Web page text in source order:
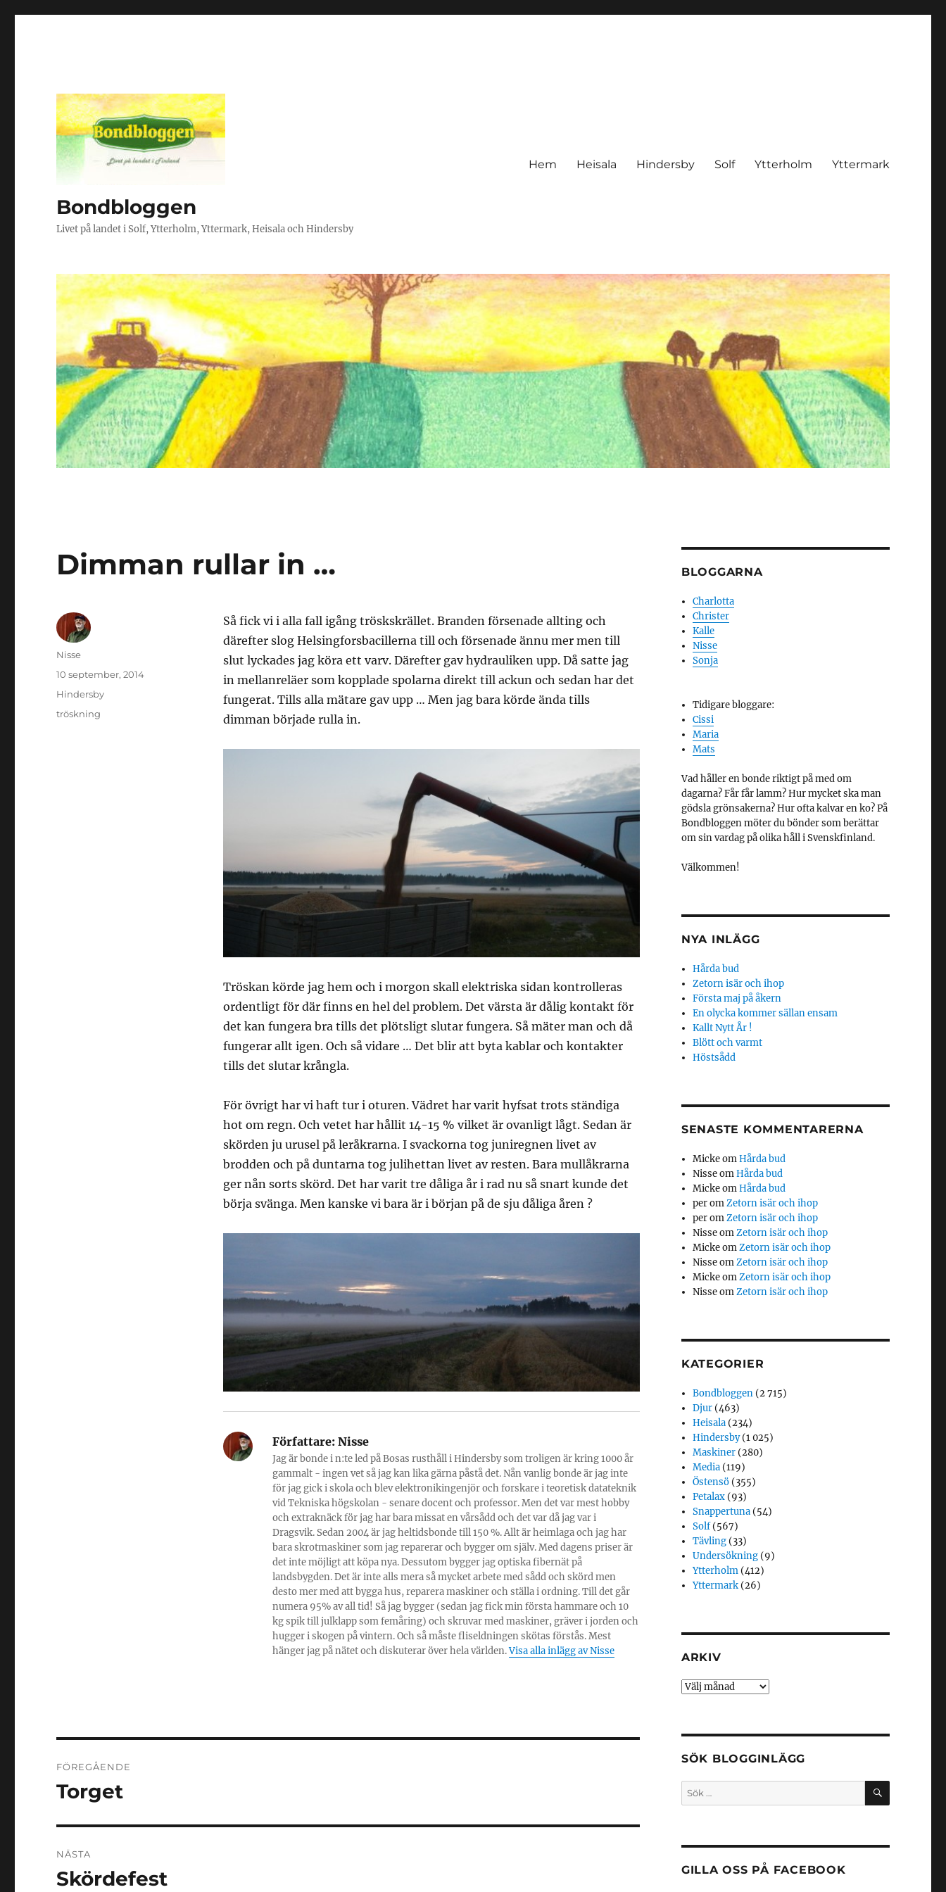
Bondbloggen
Livet på landet i Solf, Ytterholm, Yttermark, Heisala och Hindersby
Hem Heisala Hindersby Solf Ytterholm Yttermark
Dimman rullar in …
Så fick vi i alla fall igång tröskskrället. Branden försenade allting och
därefter slog Helsingforsbacillerna till och försenade ännu mer men till
slut lyckades jag köra ett varv. Därefter gav hydrauliken upp. Då satte jag
in mellanreläer som kopplade spolarna direkt till ackun och sedan har det
fungerat. Tills alla mätare gav upp … Men jag bara körde ända tills
dimman började rulla in.
Tröskan körde jag hem och i morgon skall elektriska sidan kontrolleras
ordentligt för där finns en hel del problem. Det värsta är dålig kontakt för
det kan fungera bra tills det plötsligt slutar fungera. Så mäter man och då
fungerar allt igen. Och så vidare … Det blir att byta kablar och kontakter
tills det slutar krångla.
För övrigt har vi haft tur i oturen. Vädret har varit hyfsat trots ständiga
hot om regn. Och vetet har hållit 14-15 % vilket är ovanligt lågt. Sedan är
skörden ju urusel på leråkrarna. I svackorna tog juniregnen livet av
brodden och på duntarna tog julihettan livet av resten. Bara mullåkrarna
ger nån sorts skörd. Det har varit tre dåliga år i rad nu så snart kunde det
börja svänga. Men kanske vi bara är i början på de sju dåliga åren ?
Författare:Nisse
Jag är bonde i n:te led på Bosas rusthåll i Hindersby som troligen är kring 1000 år
gammalt - ingen vet så jag kan lika gärna påstå det. Nån vanlig bonde är jag inte
för jag gick i skola och blev elektronikingenjör och forskare i teoretisk datateknik
vid Tekniska högskolan - senare docent och professor. Men det var mest hobby
och extraknäck för jag har bara missat en vårsådd och det var då jag var i
Dragsvik. Sedan 2004 är jag heltidsbonde till 150 %. Allt är heimlaga och jag har
bara skrotmaskiner som jag reparerar och bygger om själv. Med dagens priser är
det inte möjligt att köpa nya. Dessutom bygger jag optiska fibernät på
landsbygden. Det är inte alls mera så mycket arbete med sådd och skörd men
desto mer med att bygga hus, reparera maskiner och ställa i ordning. Till det går
numera 95% av all tid! Så jag bygger (sedan jag fick min första hammare och 10
kg spik till julklapp som femåring) och skruvar med maskiner, gräver i jorden och
hugger i skogen på vintern. Och så måste fliseldningen skötas förstås. Mest
hänger jag på nätet och diskuterar över hela världen.Visa alla inlägg av Nisse
Författare
Nisse
Publicerat
den
10 september, 2014
Kategorier
Hindersby
Etiketter
tröskning
FÖREGÅENDE
Föregående
Torget
NÄSTA
Nästa
Skördefest
BLOGGARNA
Charlotta
Christer
Kalle
Nisse
Sonja
Tidigare bloggare:
Cissi
Maria
Mats
Vad håller en bonde riktigt på med om
dagarna? Får får lamm? Hur mycket ska man
gödsla grönsakerna? Hur ofta kalvar en ko? På
Bondbloggen möter du bönder som berättar
om sin vardag på olika håll i Svenskfinland.
Välkommen!
NYA INLÄGG
Hårda bud
Zetorn isär och ihop
Första maj på åkern
En olycka kommer sällan ensam
Kallt Nytt År !
Blött och varmt
Höstsådd
SENASTE KOMMENTARERNA
MickeomHårda bud
NisseomHårda bud
MickeomHårda bud
peromZetorn isär och ihop
peromZetorn isär och ihop
NisseomZetorn isär och ihop
MickeomZetorn isär och ihop
NisseomZetorn isär och ihop
MickeomZetorn isär och ihop
NisseomZetorn isär och ihop
KATEGORIER
Bondbloggen (2 715)
Djur (463)
Heisala (234)
Hindersby(1 025)
Maskiner (280)
Media (119)
Östensö (355)
Petalax (93)
Snappertuna (54)
Solf(567)
Tävling (33)
Undersökning (9)
Ytterholm (412)
Yttermark (26)
ARKIV
Arkiv
SÖK BLOGGINLÄGG
Sök
efter:
SÖK
GILLA OSS PÅ FACEBOOK